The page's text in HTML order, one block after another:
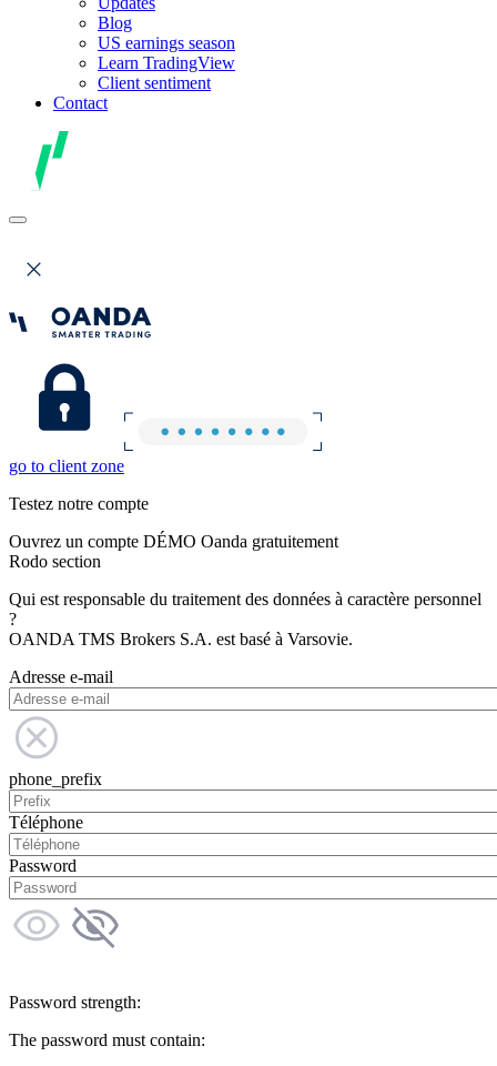
Blog
US earnings season
Learn TradingView
Client sentiment
Contact
go to client zone
Testez notre compte
Ouvrez un compte DÉMO Oanda gratuitement
Rodo section
Qui est responsable du traitement des données à caractère personnel
?
OANDA TMS Brokers S.A. est basé à Varsovie.
Adresse e-mail
phone_prefix
Téléphone
Password
Password strength:
The password must contain: